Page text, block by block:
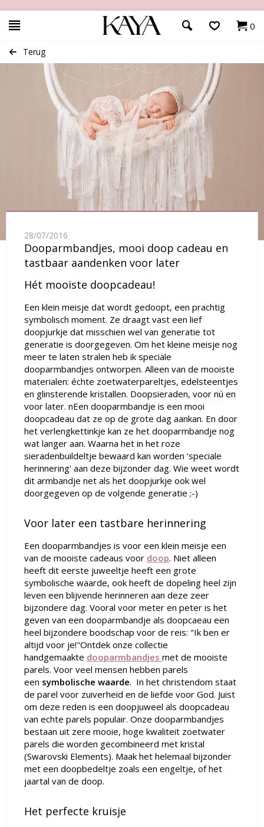
0
Terug
28/07/2016
Dooparmbandjes, mooi doop cadeau en
tastbaar aandenken voor later
Hét mooiste doopcadeau!
Een klein meisje dat wordt gedoopt, een prachtig
symbolisch moment. Ze draagt vast een lief
doopjurkje dat misschien wel van generatie tot
generatie is doorgegeven. Om het kleine meisje nog
meer te laten stralen heb ik speciale
dooparmbandjes ontworpen. Alleen van de mooiste
materialen: échte zoetwaterpareltjes, edelsteentjes
en glinsterende kristallen. Doopsieraden, voor nú en
voor later. nEen dooparmbandje is een mooi
doopcadeau dat ze op de grote dag aankan. En door
het verlengkettinkje kan ze het dooparmbandje nog
wat langer aan. Waarna het in het roze
sieradenbuildeltje bewaard kan worden 'speciale
herinnering' aan deze bijzonder dag. Wie weet wordt
dit armbandje net als het doopjurkje ook wel
doorgegeven op de volgende generatie ;-)
Voor later een tastbare herinnering
Een dooparmbandjes is voor een klein meisje een
van de mooiste cadeaus voor doop. Niet alleen
heeft dit eerste juweeltje heeft een grote
symbolische waarde, ook heeft de dopeling heel zijn
leven een blijvende herinneren aan deze zeer
bijzondere dag. Vooral voor meter en peter is het
geven van een dooparmbandje als doopcaeau een
heel bijzondere boodschap voor de reis: "Ik ben er
altijd voor je!"Ontdek onze collectie
handgemaakte dooparmbandjes met de mooiste
parels. Voor veel mensen hebben parels
een symbolische waarde. In het christendom staat
de parel voor zuiverheid en de liefde voor God. Juist
om deze reden is een doopjuweel als doopcadeau
van echte parels populair. Onze dooparmbandjes
bestaan uit zere mooie, hoge kwaliteit zoetwater
parels die worden gecombineerd met kristal
(Swarovski Elements). Maak het helemaal bijzonder
met een doopbedeltje zoals een engeltje, of het
jaartal van de doop.
Het perfecte kruisje